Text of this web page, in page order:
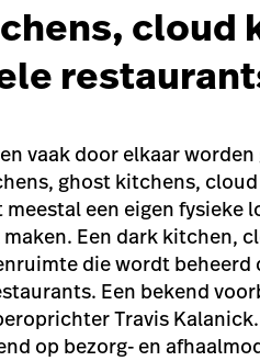
cloud
vaak door elkaar
ghost kitchens,
een eigen fysieke
Een dark kitchen,
die wordt
Een bekend
Travis
op bezorg- en